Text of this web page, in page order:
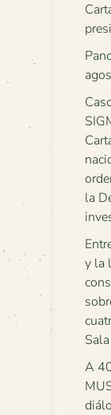
la
y la
A